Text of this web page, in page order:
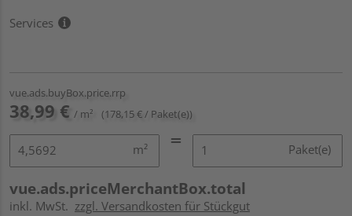
Services
vue.ads.buyBox.price.rrp
38,99 € / m² (178,15 € / Paket(e))
m² Paket(e)
vue.ads.priceMerchantBox.total
inkl. MwSt. zzgl. Versandkosten für Stückgut